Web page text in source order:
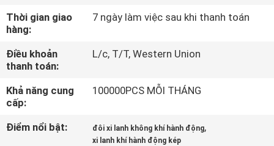
MÁY
KIỂM
SOÁT
CHẤT
LƯỢNG
Thời gian giao
hàng:
7 ngày làm việc sau khi thanh toán
Điều khoản
thanh toán:
L/c, T/T, Western Union
Khả năng cung
cấp:
100000PCS MỖI THÁNG
Điểm nổi bật: đôi xi lanh không khí hành động,
xi lanh khí hành động kép